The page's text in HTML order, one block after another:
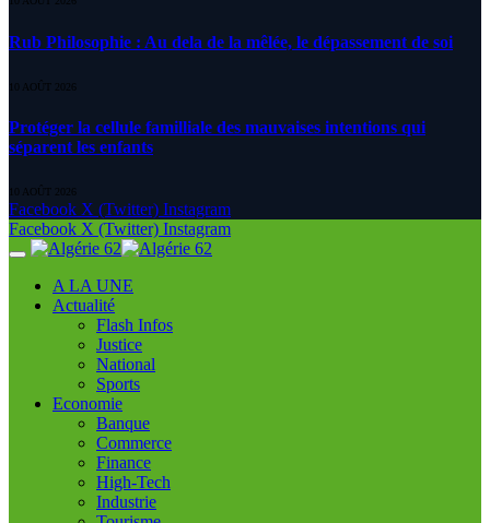
Rub Philosophie : Au dela de la mêlée, le dépassement de soi
10 AOÛT 2026
Protéger la cellule familliale des mauvaises intentions qui
séparent les enfants
10 AOÛT 2026
Facebook X (Twitter) Instagram
Facebook X (Twitter) Instagram
A LA UNE
Actualité
Flash Infos
Justice
National
Sports
Economie
Banque
Commerce
Finance
High-Tech
Industrie